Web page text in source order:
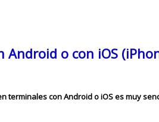
o con iOS
terminales con Android o iOS es muy